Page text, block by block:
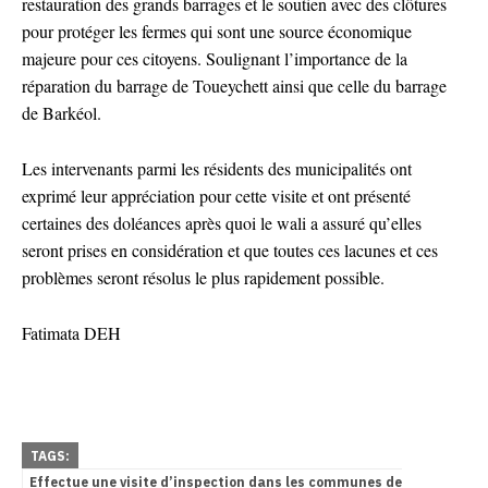
pour protéger les fermes qui sont une source économique
majeure pour ces citoyens. Soulignant l’importance de la
réparation du barrage de Toueychett ainsi que celle du barrage
de Barkéol.
Les intervenants parmi les résidents des municipalités ont
exprimé leur appréciation pour cette visite et ont présenté
certaines des doléances après quoi le wali a assuré qu’elles
seront prises en considération et que toutes ces lacunes et ces
problèmes seront résolus le plus rapidement possible.
Fatimata DEH
TAGS:
Effectue une visite d’inspection dans les communes de